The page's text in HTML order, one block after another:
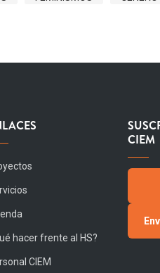
hacer frente al HS?
CIEM
CIEM